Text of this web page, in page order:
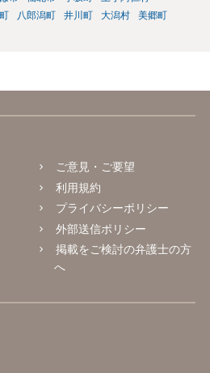
八郎潟町 井川町 大潟村
美郷町
ご意見・ご要望
利用規約
プライバシーポリシー
外部送信ポリシー
掲載をご検討の弁護士の方
へ